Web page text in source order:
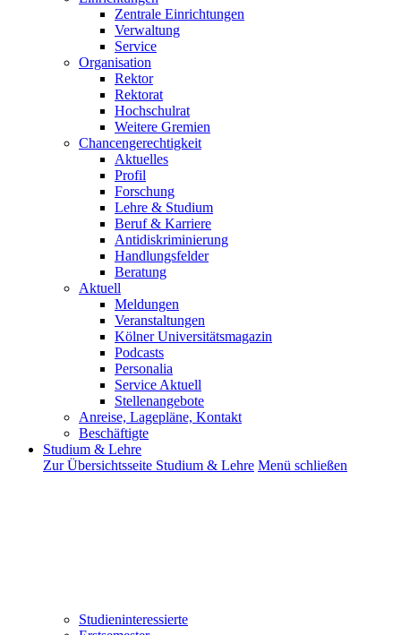
Zentrale Einrichtungen
Verwaltung
Service
Organisation
Rektor
Rektorat
Hochschulrat
Weitere Gremien
Chancengerechtigkeit
Aktuelles
Profil
Forschung
Lehre & Studium
Beruf & Karriere
Antidiskriminierung
Handlungsfelder
Beratung
Aktuell
Meldungen
Veranstaltungen
Kölner Universitätsmagazin
Podcasts
Personalia
Service Aktuell
Stellenangebote
Anreise, Lagepläne, Kontakt
Beschäftigte
Studium & Lehre
Zur Übersichtsseite Studium & Lehre Menü schließen
Studieninteressierte